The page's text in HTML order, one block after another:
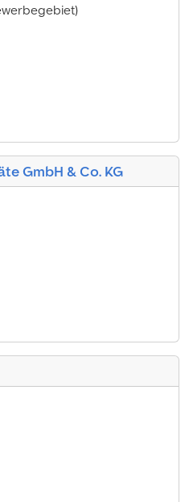
GmbH & Co. KG